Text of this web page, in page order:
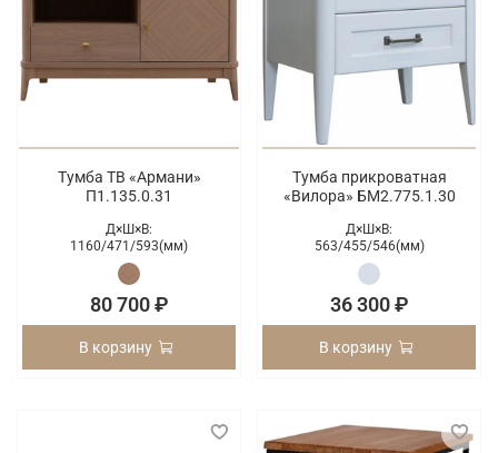
Тумба ТВ «Армани»
П1.135.0.31
Д×Ш×В:
1160/471/593(мм)
80 700 ₽
В корзину
Тумба прикроватная
«Вилора» БМ2.775.1.30
Д×Ш×В:
563/455/546(мм)
36 300 ₽
В корзину